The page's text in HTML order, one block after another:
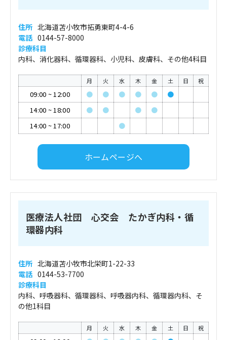
住所 北海道苫小牧市拓勇東町4-4-6
電話 0144-57-8000
診療科目
内科、消化器科、循環器科、小児科、皮膚科、その他4科目
月 火 水 木 金 土 日 祝
09:00 ~12:00 ● ● ● ● ●
●
14:00 ~18:00 ● ● ●
●
14:00 ~17:00 ●
ホームページへ
医療法人社団 心交会 たかぎ内科・循
環器内科
住所 北海道苫小牧市北栄町1-22-33
電話 0144-53-7700
診療科目
内科、呼吸器科、循環器科、呼吸器内科、循環器内科、そ
の他1科目
月 火 水 木 金 土 日 祝